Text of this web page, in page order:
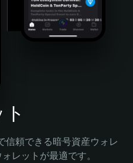
信頼できる暗号資産ウォレ
レットが最適です。